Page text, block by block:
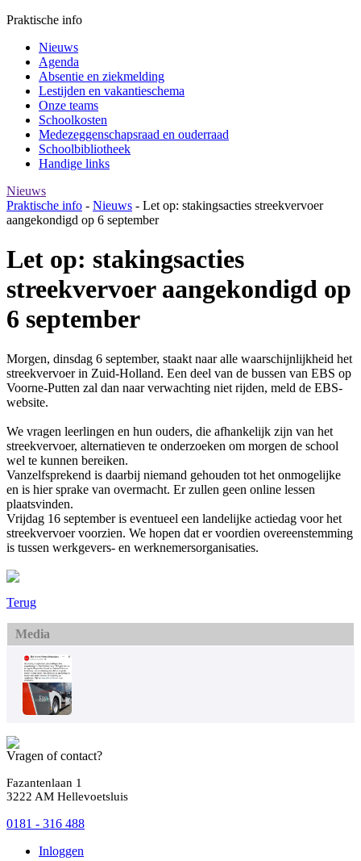
Praktische info
Nieuws
Agenda
Absentie en ziekmelding
Lestijden en vakantieschema
Onze teams
Schoolkosten
Medezeggenschapsraad en ouderraad
Schoolbibliotheek
Handige links
Nieuws
Praktische info - Nieuws - Let op: stakingsacties streekvervoer
aangekondigd op 6 september
Let op: stakingsacties
streekvervoer aangekondigd op
6 september
Morgen, dinsdag 6 september, staakt naar alle waarschijnlijkheid het
streekvervoer in Zuid-Holland. Een deel van de bussen van EBS op
Voorne-Putten zal dan naar verwachting niet rijden, meld de EBS-
website.
We vragen leerlingen en hun ouders, die afhankelijk zijn van het
streekvervoer, alternatieven te onderzoeken om morgen de school
wel te kunnen bereiken.
Vanzelfsprekend is daarbij niemand gehouden tot het onmogelijke
en is hier sprake van overmacht. Er zullen geen online lessen
plaatsvinden.
Vrijdag 16 september is eventueel een landelijke actiedag voor het
streekvervoer voorzien. We hopen dat er voordien overeenstemming
is tussen werkgevers- en werknemersorganisaties.
Terug
Media
Vragen of contact?
Fazantenlaan 1
3222 AM Hellevoetsluis
0181 - 316 488
Inloggen